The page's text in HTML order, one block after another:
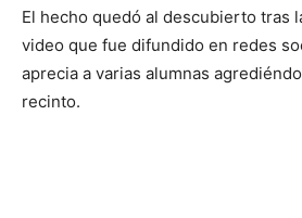
El hecho quedó al descubierto tras
video que fue difundido en redes
aprecia a varias alumnas
recinto.